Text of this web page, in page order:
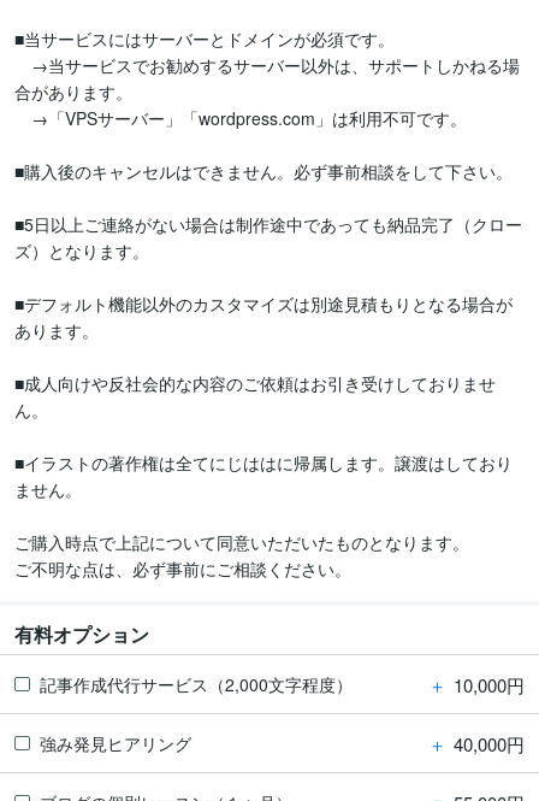
■当サービスにはサーバーとドメインが必須です。
→当サービスでお勧めするサーバー以外は、サポートしかねる場
合があります。
→「VPSサーバー」「wordpress.com」は利用不可です。
■購入後のキャンセルはできません。必ず事前相談をして下さい。
■5日以上ご連絡がない場合は制作途中であっても納品完了（クロー
ズ）となります。
■デフォルト機能以外のカスタマイズは別途見積もりとなる場合が
あります。
■成人向けや反社会的な内容のご依頼はお引き受けしておりませ
ん。
■イラストの著作権は全てにじははに帰属します。譲渡はしており
ません。
ご購入時点で上記について同意いただいたものとなります。
ご不明な点は、必ず事前にご相談ください。
有料オプション
記事作成代行サービス（2,000文字程度） ＋ 10,000円
強み発見ヒアリング ＋ 40,000円